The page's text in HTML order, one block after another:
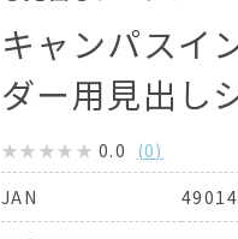
キャンパスイ
ダー用見出し
0.0 (0)
JAN